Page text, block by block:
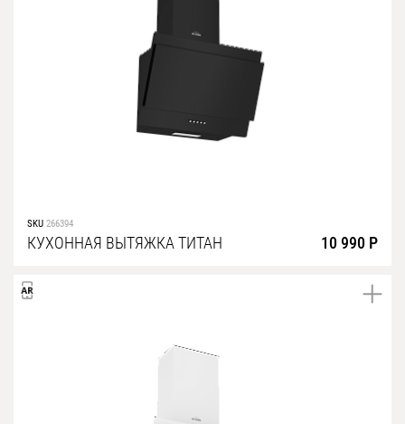
SKU 266394
КУХОННАЯ ВЫТЯЖКА ТИТАН 10 990 Р